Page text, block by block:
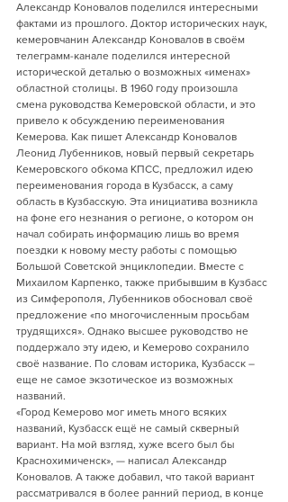
Александр Коновалов поделился интересными
фактами из прошлого. Доктор исторических наук,
кемеровчанин Александр Коновалов в своём
телеграмм-канале поделился интересной
исторической деталью о возможных «именах»
областной столицы. В 1960 году произошла
смена руководства Кемеровской области, и это
привело к обсуждению переименования
Кемерова. Как пишет Александр Коновалов
Леонид Лубенников, новый первый секретарь
Кемеровского обкома КПСС, предложил идею
переименования города в Кузбасск, а саму
область в Кузбасскую. Эта инициатива возникла
на фоне его незнания о регионе, о котором он
начал собирать информацию лишь во время
поездки к новому месту работы с помощью
Большой Советской энциклопедии. Вместе с
Михаилом Карпенко, также прибывшим в Кузбасс
из Симферополя, Лубенников обосновал своё
предложение «по многочисленным просьбам
трудящихся». Однако высшее руководство не
поддержало эту идею, и Кемерово сохранило
своё название. По словам историка, Кузбасск –
еще не самое экзотическое из возможных
названий.
«Город Кемерово мог иметь много всяких
названий, Кузбасск ещё не самый скверный
вариант. На мой взгляд, хуже всего был бы
Краснохимиченск», — написал Александр
Коновалов. А также добавил, что такой вариант
рассматривался в более ранний период, в конце